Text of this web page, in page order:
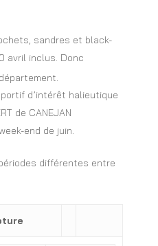
sandres et black-
avril inclus. Donc
d’intérêt halieutique
de CANEJAN
end de juin.
différentes entre